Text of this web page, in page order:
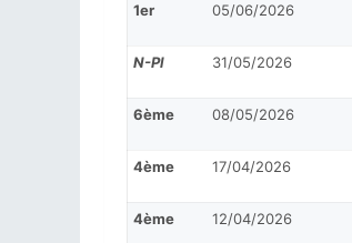
1er 05/06/2026
N-Pl
31/05/2026
6ème
08/05/2026
4ème
17/04/2026
4ème
12/04/2026